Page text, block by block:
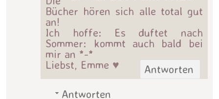
Bücher hören sich alle total gut
an!
Ich hoffe: Es duftet nach
Sommer: kommt auch bald bei
mir an *-*
Liebst, Emme ♥
Antworten
Antworten